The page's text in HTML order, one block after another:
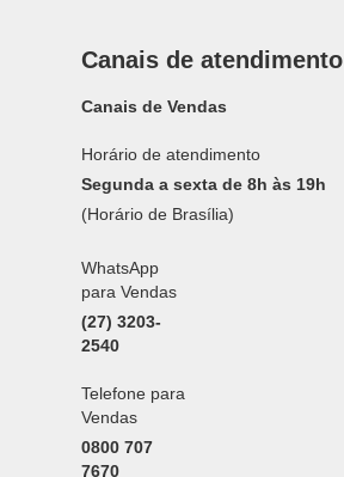
Canais de atendimento
WhatsApp
para Vendas
(27) 3203-
2540
Telefone para
Vendas
0800 707
7670
Canais de Vendas
Horário de atendimento
Segunda a sexta de 8h às 19h
(Horário de Brasília)